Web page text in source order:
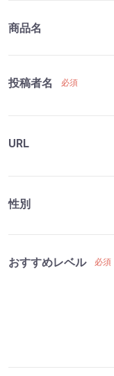
商品名
投稿者名 必須
URL
性別
おすすめレベル 必須